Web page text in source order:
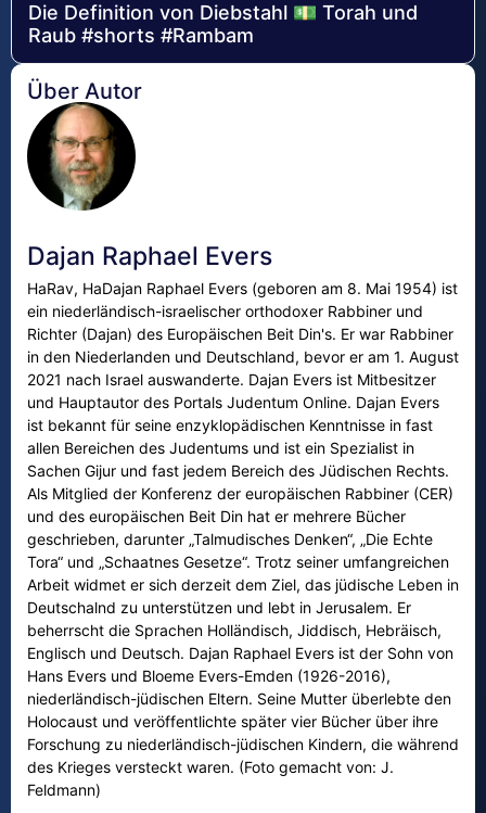
Die Definition von Diebstahl 💵 Torah und
Raub #shorts #Rambam
Über Autor
Dajan Raphael Evers
HaRav, HaDajan Raphael Evers (geboren am 8. Mai 1954) ist
ein niederländisch-israelischer orthodoxer Rabbiner und
Richter (Dajan) des Europäischen Beit Din's. Er war Rabbiner
in den Niederlanden und Deutschland, bevor er am 1. August
2021 nach Israel auswanderte. Dajan Evers ist Mitbesitzer
und Hauptautor des Portals Judentum Online. Dajan Evers
ist bekannt für seine enzyklopädischen Kenntnisse in fast
allen Bereichen des Judentums und ist ein Spezialist in
Sachen Gijur und fast jedem Bereich des Jüdischen Rechts.
Als Mitglied der Konferenz der europäischen Rabbiner (CER)
und des europäischen Beit Din hat er mehrere Bücher
geschrieben, darunter „Talmudisches Denken“, „Die Echte
Tora“ und „Schaatnes Gesetze“. Trotz seiner umfangreichen
Arbeit widmet er sich derzeit dem Ziel, das jüdische Leben in
Deutschalnd zu unterstützen und lebt in Jerusalem. Er
beherrscht die Sprachen Holländisch, Jiddisch, Hebräisch,
Englisch und Deutsch. Dajan Raphael Evers ist der Sohn von
Hans Evers und Bloeme Evers-Emden (1926-2016),
niederländisch-jüdischen Eltern. Seine Mutter überlebte den
Holocaust und veröffentlichte später vier Bücher über ihre
Forschung zu niederländisch-jüdischen Kindern, die während
des Krieges versteckt waren. (Foto gemacht von: J.
Feldmann)